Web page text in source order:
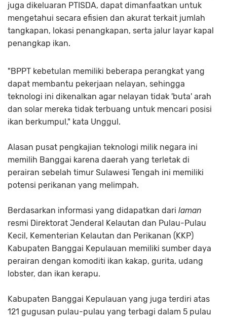
juga dikeluaran PTISDA, dapat dimanfaatkan untuk
mengetahui secara efisien dan akurat terkait jumlah
tangkapan, lokasi penangkapan, serta jalur layar kapal
penangkap ikan.
"BPPT kebetulan memiliki beberapa perangkat yang
dapat membantu pekerjaan nelayan, sehingga
teknologi ini dikenalkan agar nelayan tidak 'buta' arah
dan solar mereka tidak terbuang untuk mencari posisi
ikan berkumpul," kata Unggul.
Alasan pusat pengkajian teknologi milik negara ini
memilih Banggai karena daerah yang terletak di
perairan sebelah timur Sulawesi Tengah ini memiliki
potensi perikanan yang melimpah.
Berdasarkan informasi yang didapatkan dari laman
resmi Direktorat Jenderal Kelautan dan Pulau-Pulau
Kecil, Kementerian Kelautan dan Perikanan (KKP)
Kabupaten Banggai Kepulauan memiliki sumber daya
perairan dengan komoditi ikan kakap, gurita, udang
lobster, dan ikan kerapu.
Kabupaten Banggai Kepulauan yang juga terdiri atas
121 gugusan pulau-pulau yang terbagi dalam 5 pulau